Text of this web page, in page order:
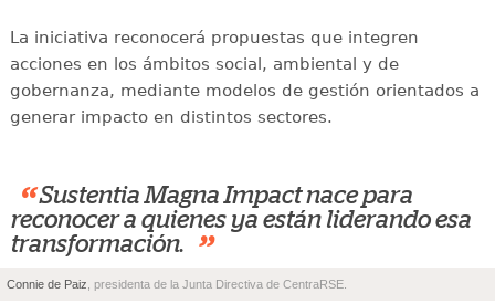
La iniciativa reconocerá propuestas que integren
acciones en los ámbitos social, ambiental y de
gobernanza, mediante modelos de gestión orientados a
generar impacto en distintos sectores.
“ Sustentia Magna Impact nace para
reconocer a quienes ya están liderando esa
transformación.
”
Connie de Paiz , presidenta de la Junta Directiva de CentraRSE.